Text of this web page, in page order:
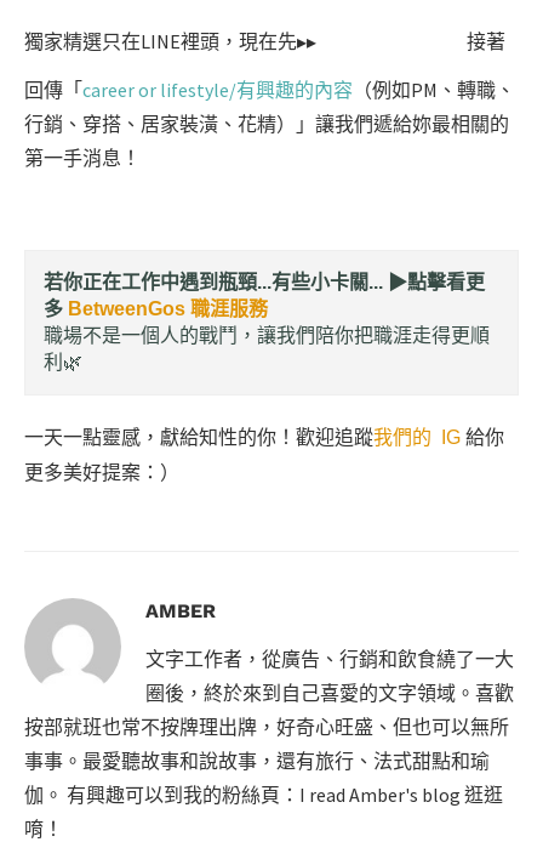
獨家精選只在LINE裡頭，現在先▸▸
接著
回傳「career or lifestyle/有興趣的內容 （例如PM、轉職、
行銷、穿搭、居家裝潢、花精）」讓我們遞給妳最相關的
第一手消息！
若你正在工作中遇到瓶頸...有些小卡關... ▶︎點擊看更
多 BetweenGos 職涯服務
職場不是一個人的戰鬥，讓我們陪你把職涯走得更順
利🌿
一天一點靈感，獻給知性的你！歡迎追蹤我們的 IG 給你
更多美好提案：）
AMBER
文字工作者，從廣告、行銷和飲食繞了一大
圈後，終於來到自己喜愛的文字領域。喜歡
按部就班也常不按牌理出牌，好奇心旺盛、但也可以無所
事事。最愛聽故事和說故事，還有旅行、法式甜點和瑜
伽。 有興趣可以到我的粉絲頁：I read Amber's blog 逛逛
唷！